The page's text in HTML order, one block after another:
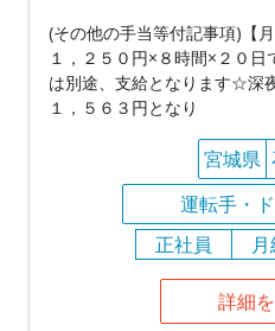
(その他の手当等付記事項)【
１，２５０円×８時間×２０
は別途、支給となります☆深
１，５６３円となり
宮城県
運転手・
正社員
詳細